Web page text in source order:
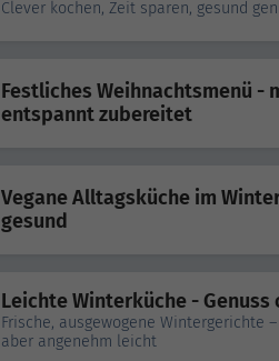
Clever kochen, Zeit sparen, gesund
Festliches Weihnachtsmenü -
entspannt zubereitet
Vegane Alltagsküche im
gesund
Leichte Winterküche - Genuss
Frische, ausgewogene Wintergerichte
aber angenehm leicht